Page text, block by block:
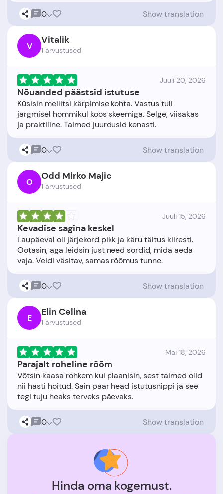
0 Show translation
V Vitalik
1 arvustused
Juuli 20, 2026
Nõuanded päästsid istutuse
Küsisin meilitsi kärpimise kohta. Vastus tuli
järgmisel hommikul koos skeemiga. Selge, viisakas
0 Show translation
O Odd Mirko Majic
1 arvustused
Juuli 15, 2026
Kevadise sagina keskel
Laupäeval oli järjekord pikk ja käru täitus kiiresti.
Ootasin, aga leidsin just need sordid, mida aeda
0 Show translation
E Elin Celina
1 arvustused
Mai 18, 2026
Parajalt roheline rõõm
Võtsin kaasa rohkem kui plaanisin, sest taimed olid
nii hästi hoitud. Sain paar head istutusnippi ja see
0 Show translation
Hinda oma kogemust.